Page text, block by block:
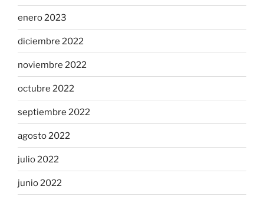
enero 2023
diciembre 2022
noviembre 2022
octubre 2022
septiembre 2022
agosto 2022
julio 2022
junio 2022